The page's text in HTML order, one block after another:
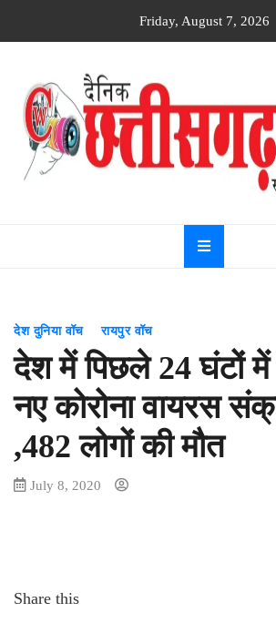
Friday, August 7, 2026
Dainik
watch
देश दुनिया वॉच रायपुर वॉच
देश में पिछले 24 घंटों
नए कोरोना वायरस
,482 लोगों की मौत
July 8, 2020
Share this